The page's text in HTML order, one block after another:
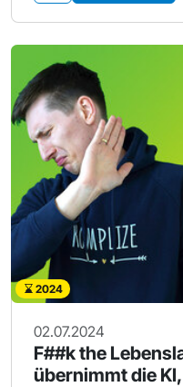
2024
02.07.2024
F##k the
übernimmt die